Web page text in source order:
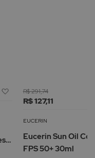
Adicionar
Desejos
R$ 127,11
R$ 291,74
EUCERIN
Eucerin Sun Oil
FPS 50+ 30ml